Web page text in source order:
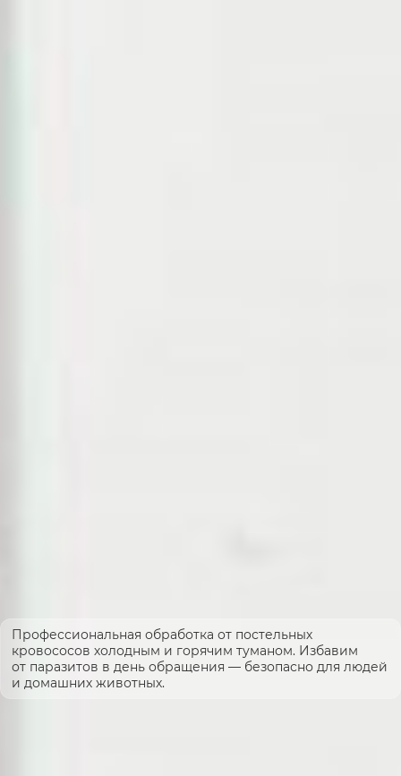
Профессиональная обработка от постельных
кровососов холодным и горячим туманом. Избавим
от паразитов в день обращения — безопасно для людей
и домашних животных.